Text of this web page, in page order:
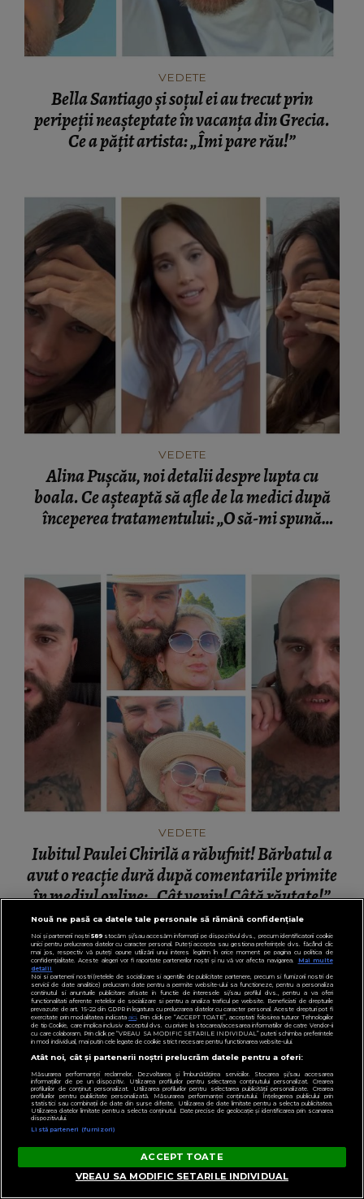
VEDETE
Bella Santiago și soțul ei au trecut prin
peripeții neașteptate în vacanța din Grecia.
Ce a pățit artista: „Îmi pare rău!”
VEDETE
Alina Pușcău, noi detalii despre lupta cu
boala. Ce așteaptă să afle de la medici după
începerea tratamentului: „O să-mi spună
VEDETE
Iubitul Paulei Chirilă a răbufnit! Bărbatul a
avut o reacție dură după comentariile primite
în mediul online: „Cât venin! Câtă răutate!”
Nouă ne pasă ca datele tale personale să rămână confidențiale
Noi și partenerii noștri589stocăm și/sau accesăm informații pe dispozitivul dvs., precum identificatorii cookie
unici pentru prelucrarea datelor cu caracter personal. Puteți accepta sau gestiona preferințele dvs. făcând clic
mai jos, respectiv vă puteți opune utilizării unui interes legitim în orice moment pe pagina cu politica de
confidențialitate. Aceste alegeri vor fi raportate partenerilor noștri și nu vă vor afecta navigarea.
Mai multe
detalii
Noi si partenerii nostri (retelele de socializare si agentiile de publicitate partenere, precum si furnizorii nostri de
servicii de date analitice) prelucram date pentru a permite website-ului sa functioneze, pentru a personaliza
continutul si anunturile publicitare afisate in functie de interesele si/sau profilul dvs., pentru a va oferi
functionalitati aferente retelelor de socializare si pentru a analiza traficul pe website. Beneficiati de drepturile
prevazute de art. 15-22 din GDPR in legatura cu prelucrarea datelor cu caracter personal. Aceste drepturi pot fi
exercitate prin modalitatea indicataaici. Prin click pe “ACCEPT TOATE”, acceptati folosirea tuturor Tehnologiilor
de tip Cookie, care implica inclusiv acceptul dvs. cu privire la stocarea/accesarea informatiilor de catre Vendor-ii
cu care colaboram. Prin click pe “VREAU SA MODIFIC SETARILE INDIVIDUAL” puteti schimba preferintele
in mod individual, mai putin cele legate de cookie strict necesare pentru functionarea website-ului.
Atât noi, cât și partenerii noștri prelucrăm datele pentru a oferi:
Măsurarea performanței reclamelor. Dezvoltarea și îmbunătățirea serviciilor. Stocarea și/sau accesarea
informațiilor de pe un dispozitiv. Utilizarea profilurilor pentru selectarea conținutului personalizat. Crearea
profilurilor de conținut personalizat. Utilizarea profilurilor pentru selectarea publicității personalizate. Crearea
profilurilor pentru publicitate personalizată. Măsurarea performanței conținutului. Înțelegerea publicului prin
statistici sau combinații de date din surse diferite. Utilizarea de date limitate pentru a selecta publicitatea.
Utilizarea datelor limitate pentru a selecta conținutul. Date precise de geolocație și identificarea prin scanarea
dispozitivului.
Listă parteneri (furnizori)
ACCEPT TOATE
VREAU SA MODIFIC SETARILE INDIVIDUAL